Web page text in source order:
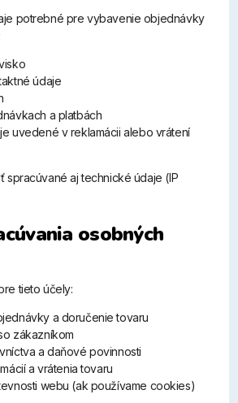
potrebné pre vybavenie objednávky
údaje
a platbách
uvedené v reklamácii alebo vrátení
spracúvané aj technické údaje (IP
osobných
tieto účely:
a doručenie tovaru
zákazníkom
a daňové povinnosti
a vrátenia tovaru
webu (ak používame cookies)